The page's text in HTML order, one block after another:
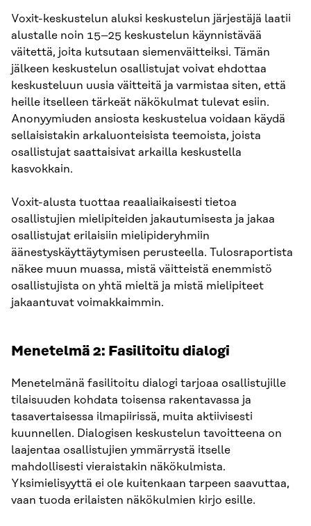
Voxit-keskustelun aluksi keskustelun järjestäjä laatii
alustalle noin 15–25 keskustelun käynnistävää
väitettä, joita kutsutaan siemenväitteiksi. Tämän
jälkeen keskustelun osallistujat voivat ehdottaa
keskusteluun uusia väitteitä ja varmistaa siten, että
heille itselleen tärkeät näkökulmat tulevat esiin.
Anonyymiuden ansiosta keskustelua voidaan käydä
sellaisistakin arkaluonteisista teemoista, joista
osallistujat saattaisivat arkailla keskustella
kasvokkain.
Voxit-alusta tuottaa reaaliaikaisesti tietoa
osallistujien mielipiteiden jakautumisesta ja jakaa
osallistujat erilaisiin mielipideryhmiin
äänestyskäyttäytymisen perusteella. Tulosraportista
näkee muun muassa, mistä väitteistä enemmistö
osallistujista on yhtä mieltä ja mistä mielipiteet
jakaantuvat voimakkaimmin.
Menetelmä 2: Fasilitoitu dialogi
Menetelmänä fasilitoitu dialogi tarjoaa osallistujille
tilaisuuden kohdata toisensa rakentavassa ja
tasavertaisessa ilmapiirissä, muita aktiivisesti
kuunnellen. Dialogisen keskustelun tavoitteena on
laajentaa osallistujien ymmärrystä itselle
mahdollisesti vieraistakin näkökulmista.
Yksimielisyyttä ei ole kuitenkaan tarpeen saavuttaa,
vaan tuoda erilaisten näkökulmien kirjo esille.